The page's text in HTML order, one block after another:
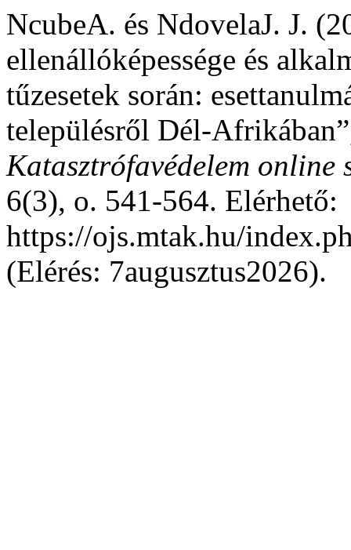
NcubeA. és NdovelaJ. J.
ellenállóképessége és
tűzesetek során:
településről Dél-
Katasztrófavédelem online
6(3), o. 541-564. Elérhető:
https://ojs.mtak.hu/
(Elérés: 7augusztus2026).